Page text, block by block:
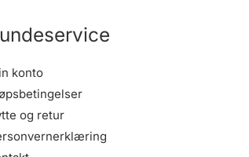
konto
og retur